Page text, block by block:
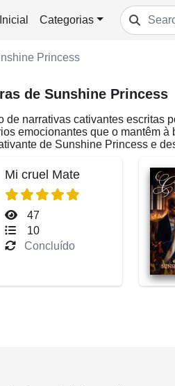
Categorias
Princess
de Sunshine Princess
de narrativas cativantes escritas
emocionantes que o mantêm
de Sunshine Princess e
Mi cruel Mate
47
10
Concluído